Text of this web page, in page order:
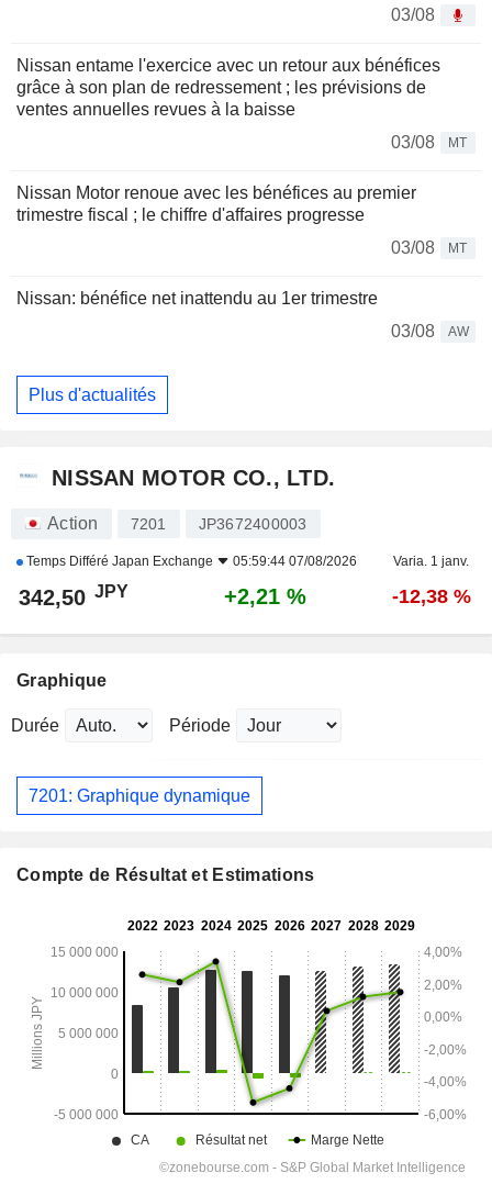
03/08
Nissan entame l'exercice avec un retour aux bénéfices
grâce à son plan de redressement ; les prévisions de
ventes annuelles revues à la baisse
03/08
MT
Nissan Motor renoue avec les bénéfices au premier
trimestre fiscal ; le chiffre d'affaires progresse
03/08
MT
Nissan: bénéfice net inattendu au 1er trimestre
03/08
AW
Plus d'actualités
NISSAN MOTOR CO., LTD.
Action 7201 JP3672400003
Temps Différé Japan Exchange 05:59:44 07/08/2026 Varia. 1 janv.
342,50 JPY +2,21 % -12,38 %
Graphique
Durée Période
7201: Graphique dynamique
Compte de Résultat et Estimations